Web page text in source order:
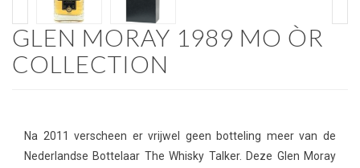
GLEN MORAY 1989 MO ÒR
COLLECTION
Na 2011 verscheen er vrijwel geen botteling meer van de
Nederlandse Bottelaar The Whisky Talker. Deze Glen Moray